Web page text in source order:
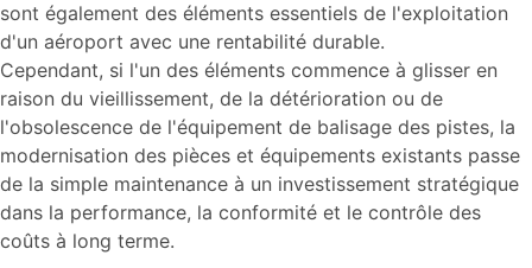
sont également des éléments essentiels de l'exploitation
d'un aéroport avec une rentabilité durable.
Cependant, si l'un des éléments commence à glisser en
raison du vieillissement, de la détérioration ou de
l'obsolescence de l'équipement de balisage des pistes, la
modernisation des pièces et équipements existants passe
de la simple maintenance à un investissement stratégique
dans la performance, la conformité et le contrôle des
coûts à long terme.